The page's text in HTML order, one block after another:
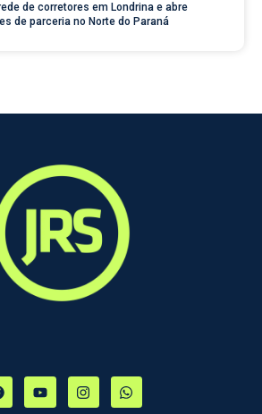
de corretores em Londrina e abre
de parceria no Norte do Paraná